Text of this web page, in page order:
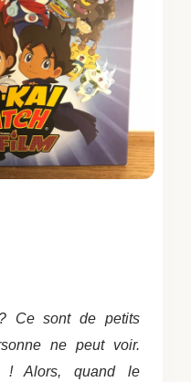
Ce sont de petits
ne peut voir.
! Alors, quand le